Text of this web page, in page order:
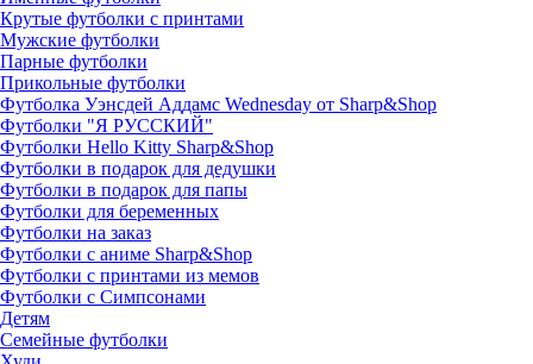
Крутые футболки с принтами
Мужские футболки
Парные футболки
Прикольные футболки
Футболка Уэнсдей Аддамс Wednesday от Sharp&Shop
Футболки "Я РУССКИЙ"
Футболки Hello Kitty Sharp&Shop
Футболки в подарок для дедушки
Футболки в подарок для папы
Футболки для беременных
Футболки на заказ
Футболки с аниме Sharp&Shop
Футболки с принтами из мемов
Футболки с Симпсонами
Детям
Семейные футболки